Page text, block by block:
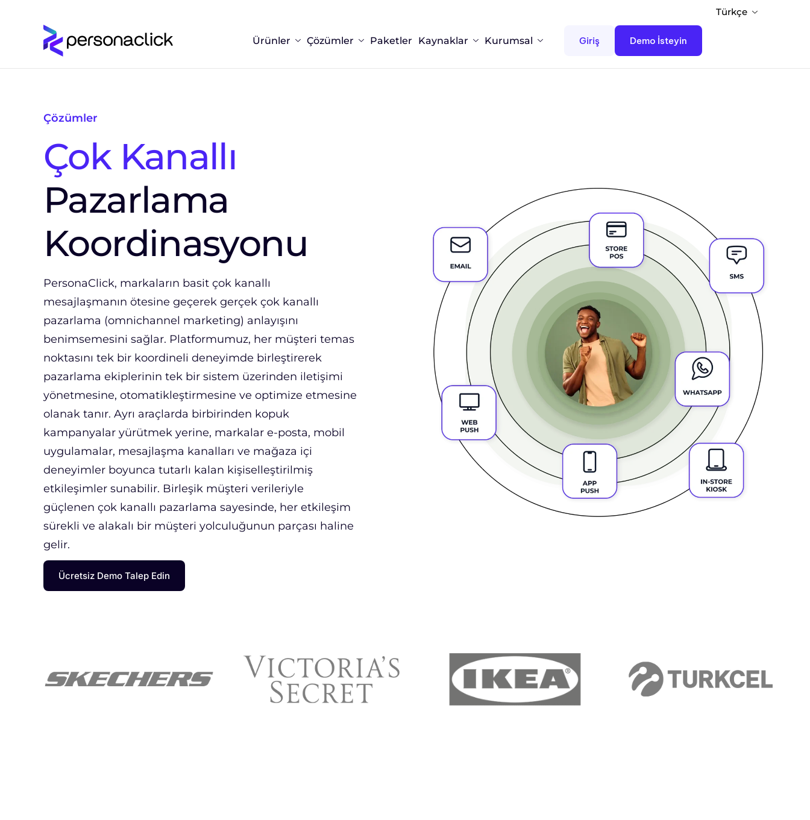
Türkçe
Ürünler Çözümler Paketler Kaynaklar Kurumsal Giriş Demo İsteyin
Çözümler
Çok Kanallı
Pazarlama
Koordinasyonu
PersonaClick, markaların basit çok kanallı
mesajlaşmanın ötesine geçerek gerçek çok kanallı
pazarlama (omnichannel marketing) anlayışını
benimsemesini sağlar. Platformumuz, her müşteri temas
noktasını tek bir koordineli deneyimde birleştirerek
pazarlama ekiplerinin tek bir sistem üzerinden iletişimi
yönetmesine, otomatikleştirmesine ve optimize etmesine
olanak tanır. Ayrı araçlarda birbirinden kopuk
kampanyalar yürütmek yerine, markalar e-posta, mobil
uygulamalar, mesajlaşma kanalları ve mağaza içi
deneyimler boyunca tutarlı kalan kişiselleştirilmiş
etkileşimler sunabilir. Birleşik müşteri verileriyle
güçlenen çok kanallı pazarlama sayesinde, her etkileşim
sürekli ve alakalı bir müşteri yolculuğunun parçası haline
gelir.
Ücretsiz Demo Talep Edin